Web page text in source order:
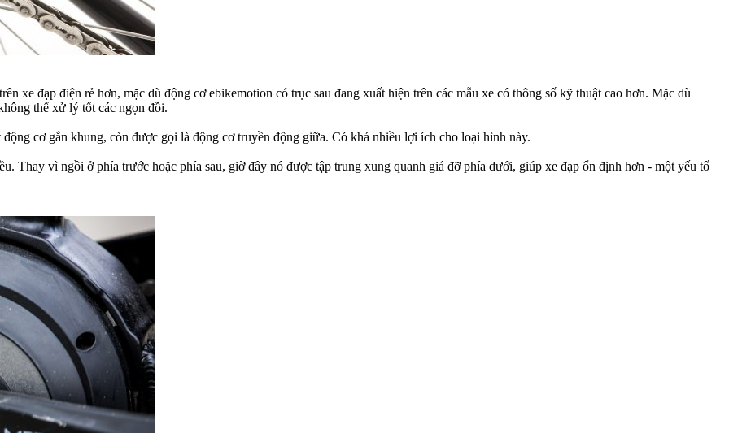
xe đạp điện rẻ hơn, mặc dù động cơ ebikemotion có trục sau đang xuất hiện trên các mẫu xe có thông số kỹ thuật cao hơn. Mặc dù
thể xử lý tốt các ngọn đồi.
cơ gắn khung, còn được gọi là động cơ truyền động giữa. Có khá nhiều lợi ích cho loại hình này.
Thay vì ngồi ở phía trước hoặc phía sau, giờ đây nó được tập trung xung quanh giá đỡ phía dưới, giúp xe đạp ổn định hơn - một yếu tố